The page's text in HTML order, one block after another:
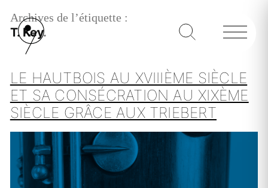
Archives de l’étiquette :
T. Key
LE HAUTBOIS AU XVIIIÈME SIÈCLE
ET SA CONSÉCRATION AU XIXÈME
SIÈCLE GRÂCE AUX TRIEBERT